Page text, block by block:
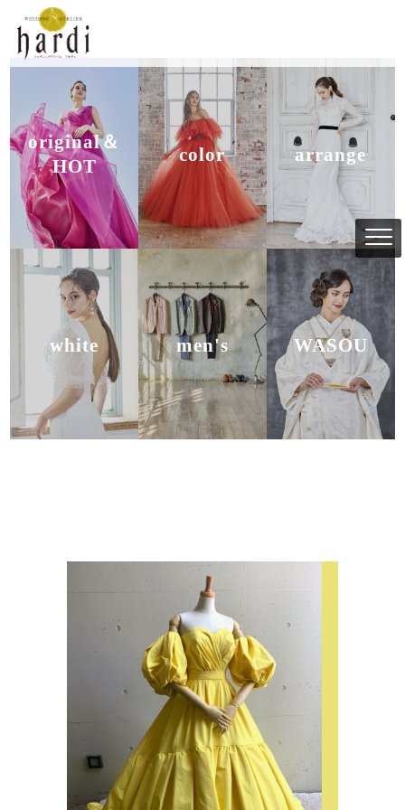
original＆
HOT
color arrange
white men's WASOU